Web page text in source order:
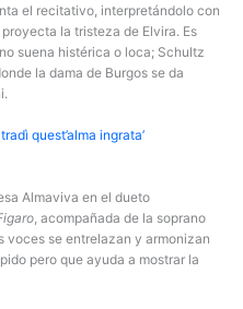
el recitativo, interpretándolo con
la tristeza de Elvira. Es
suena histérica o loca; Schultz
la dama de Burgos se da
quest’alma ingrata’
Almaviva en el dueto
, acompañada de la soprano
voces se entrelazan y armonizan
pero que ayuda a mostrar la